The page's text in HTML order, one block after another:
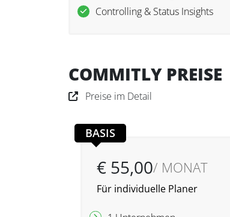
Controlling & Status Insights
COMMITLY PREISE
Preise im Detail
BASIS
€ 55,00/ MONAT
Für individuelle Planer